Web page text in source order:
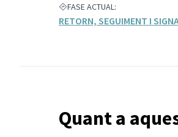
FASE ACTUAL:
RETORN, SEGUIMENT I
Quant a